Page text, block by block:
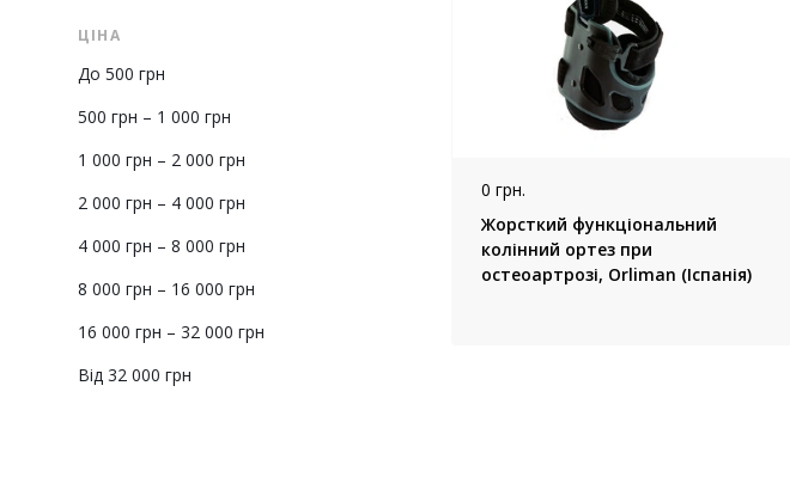
ЦІНА
До 500 грн
500 грн – 1 000 грн
1 000 грн – 2 000 грн
2 000 грн – 4 000 грн
4 000 грн – 8 000 грн
8 000 грн – 16 000 грн
16 000 грн – 32 000 грн
Від 32 000 грн
0 грн.
Жорсткий функціональний
колінний ортез при
остеоартрозі, Orliman (Іспанія)